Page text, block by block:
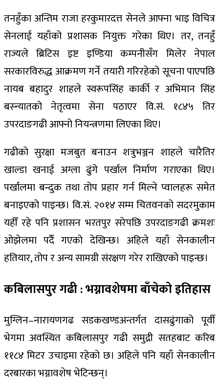
तनहुँका अन्तिम राजा हरकुमारदत्त सेनले आफ्ना भाइ विचित्र
सेनलाई यहाँको प्रशासक नियुक्त गरेका थिए। तर, तनहुँ
राज्यले ब्रिटिस इष्ट इण्डिया कम्पनीसँग मिलेर नेपाल
सरकारविरुद्ध आक्रमण गर्ने तयारी गरिरहेको सूचना पाएपछि
नायब बहादुर शाहले स्वरूपसिंह कार्की र अभिमान सिंह
बस्न्यातको नेतृत्वमा सेना पठाएर वि.सं. १८४५ तिर
उपरदाङगढी आफ्नो नियन्त्रणमा लिएका थिए।
गढीको सुरक्षा मजबुत बनाउन शत्रुभञ्जन शाहले चारैतिर
खाल्डा खनाई अग्ला ढुंगे पर्खाल निर्माण गराएका थिए।
पर्खालमा बन्दुक तथा तोप प्रहार गर्न मिल्ने प्वालहरू समेत
बनाइएको पाइन्छ। वि.सं. २०१४ सम्म चितवनको सदरमुकाम
यहीँ रहे पनि प्रशासन भरतपुर सरेपछि उपरदाङगढी क्रमशः
ओझेलमा पर्दै गएको देखिन्छ। अहिले यहाँ सेनकालीन
हतियार, तोप र अन्य सामग्री संरक्षण गरेर राखिएको पाइन्छ।
कबिलासपुर गढी : भग्नावशेषमा बाँचेको इतिहास
मुग्लिन–नारायणगढ सडकखण्डअन्तर्गत दासढुंगाको पूर्वी
भेगमा अवस्थित कबिलासपुर गढी समुद्री सतहबाट करिब
११८४ मिटर उचाइमा रहेको छ। अहिले पनि यहाँ सेनकालीन
दरबारका भग्नावशेष भेटिन्छन्।